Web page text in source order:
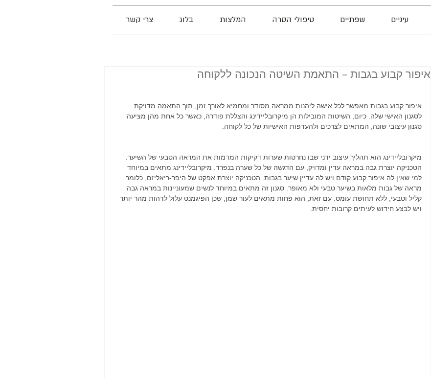
צרי קשר בלוג המלצות טיפולי הסרה שפתיים עיניים
איפור קבוע בגבות – התאמת השיטה הנכונה ללקוחה
איפור קבוע בגבות מאפשר לכל אישה ליהנות ממראה מסודר ומחמיא לאורך זמן, תוך התאמה מדויקת
לסגנון האישי שלה. כיום, השיטות המובילות הן מיקרובליידינג והצללת פודרה, כאשר כל אחת מהן מציעה
סגנון עיצובי שונה, המתאים לצרכים ולהעדפות האישיות של כל לקוחה.
מיקרובליידינג הוא תהליך עיצוב ידני שבו נחרטות שערות דקיקות המדמות את המראה הטבעי של השיער.
הטכניקה יוצרת גבה במראה עדין ומדויק, עם הדגשה של כל שערה בנפרד. מיקרובליידינג מתאים במיוחד
למי שאין לה איפור קבוע קודם ויש לה עדיין שיער בגבות. הטכניקה יוצרת אפקט של היפר-ריאליזם, כלומר
מראה של גבות מלאות בשיער טבעי ולא מאופר. סגנון זה מתאים במיוחד לנשים שמעוניינות במראה גבה
קליל וטבעי, ללא תחושת עומס. עם זאת, הוא פחות מתאים לעור שמן, שכן הפיגמנט עלול לדהות מהר יותר
ויש לבצע חידוש לעיתים קרובות יחסית.